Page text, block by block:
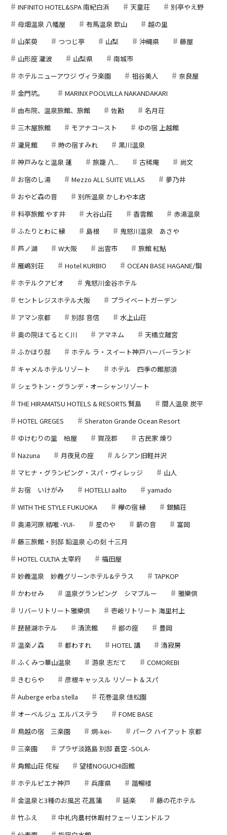
INFINITO HOTEL&SPA 南紀白浜 天童荘
別亭やえ野
母畑温泉 八幡屋
有馬温泉 欽山
越の里
山茱萸
つつじ亭 山梨 沖縄県
藤屋
山形座 瀧波
山梨県
南城市
ホテルニューアワジ ヴィラ楽園
祖谷美人
奈良屋
金門坑。
MARINX POOLVILLA NAKANDAKARI
由布院、温泉旅館、旅館
佐勘
名月荘
三木屋旅館
モアナコースト
ゆの宿 上越館
瀧見館
時の宿すみれ
黒川温泉
神戸みなと温泉 蓮
旅籠 八... 古稀庵
尚文
お宿のし湯
Mezzo ALL SUITE VILLAS
夢乃井
おやど森の音
別所温泉 かしわや本店
料亭旅館 やす井
大谷山荘 香雲館
赤湯温泉
ふたりとわに 縁
島根
鬼怒川温泉 あさや
芦ノ湖
W大阪 出雲市
旅館 紅鮎
雁嶋別荘
Hotel KURBIO
OCEAN BASE HAGANE/鋼
ホテルクアビオ
鬼怒川金谷ホテル
セントレジスホテル大阪
プライベートガーデン
アマン京都
別邸 音信
水上山荘
奥の院ほてるとく川
アマネム
天橋立離宮
ふかほり邸
ホテル ラ・スイート神戸ハーバーランド
キャメルホテルリゾート
ホテル 四季の館那須
シェラトン・グランデ・オーシャンリゾート
THE HIRAMATSU HOTELS & RESORTS 賢島
間人温泉 炭平
HOTEL GREGES
Sheraton Grande Ocean Resort
ゆけむりの里 柏屋
賀茂郡
古民家 煉り
Nazuna
月夜見の座
ルシアン旧軽井沢
マヒナ・グランピング・スパ・ヴィレッジ
山人
お宿 いけがみ
HOTELLI aalto
yamado
WITH THE STYLE FUKUOKA
欅の宿 縁
銀鱗荘
奥湯河原 結唯 -YUI-
星のや 薪の音
富岡
藤三旅館・別邸 鉛温泉 心の刻 十三月
HOTEL CULTIA 太宰府
福田屋
妙義温泉 妙義グリーンホテル&テラス
TAPKOP
かわせみ
温泉グランピング シマブルー
雅樂倶
リバーリトリート雅樂倶
壱岐リトリート 海里村上
琵琶湖ホテル
清流館 鄙の座
豊岡
温楽ノ森
都わすれ HOTEL 講
清寂房
ふくみつ華山温泉
游泉 志だて
COMOREBI
きむらや
彦根キャッスル リゾート＆スパ
Auberge erba stella
花巻温泉 佳松園
オーベルジュ エルバステラ
FOME BASE
鳥越の宿 三楽園
炯-kei-
パーク ハイアット 京都
三楽園
プラザ淡路島 別邸 蒼空 -SOLA-
角館山荘 侘桜
望楼NOGUCHI函館
ホテルピエナ神戸
兵庫県
諧暢楼
金温泉と3種のお風呂 花菖蒲
延楽
藤の花ホテル
竹ふえ
中札内農村休暇村フェーリエンドルフ